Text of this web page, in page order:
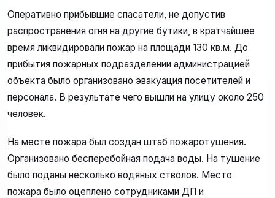
Оперативно прибывшие спасатели, не допустив
распространения огня на другие бутики, в кратчайшее
время ликвидировали пожар на площади 130 кв.м. До
прибытия пожарных подразделении администрацией
объекта было организовано эвакуация посетителей и
персонала. В результате чего вышли на улицу около 250
человек.
На месте пожара был создан штаб пожаротушения.
Организовано бесперебойная подача воды. На тушение
было поданы несколько водяных стволов. Место
пожара было оцеплено сотрудниками ДП и